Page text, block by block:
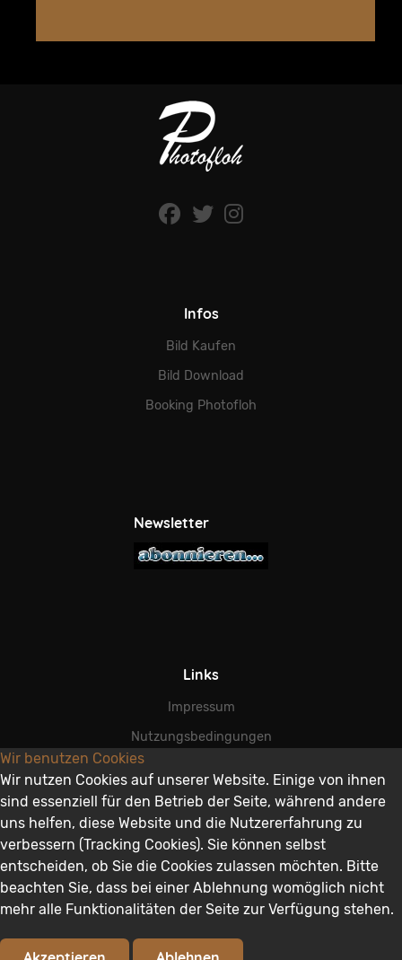
Infos
Bild Kaufen
Bild Download
Booking Photofloh
Newsletter
Links
Impressum
Nutzungsbedingungen
Datenschutz
Disclaimer
© 2026 Photofloh. All rights reserved.
Wir benutzen Cookies
Wir nutzen Cookies auf unserer Website. Einige von ihnen
sind essenziell für den Betrieb der Seite, während andere
uns helfen, diese Website und die Nutzererfahrung zu
verbessern (Tracking Cookies). Sie können selbst
entscheiden, ob Sie die Cookies zulassen möchten. Bitte
beachten Sie, dass bei einer Ablehnung womöglich nicht
mehr alle Funktionalitäten der Seite zur Verfügung stehen.